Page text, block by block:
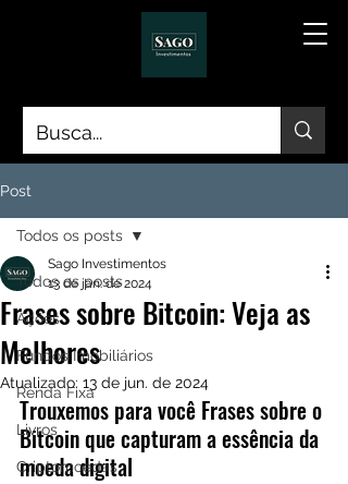
Post
Todos os posts
Ações
Fundos Imobiliários
Renda Fixa
Livros
Criptomoedas
Todos os posts
Frases sobre Bitcoin: Veja as
Melhores
Sago Investimentos
13 de jan. de 2024
Atualizado: 13 de jun. de 2024
Trouxemos para você Frases sobre o
Bitcoin que capturam a essência da
moeda digital